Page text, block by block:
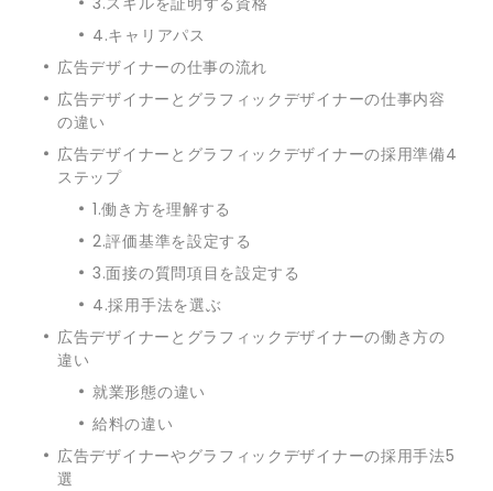
4.キャリアパス
広告デザイナーの仕事の流れ
広告デザイナーとグラフィックデザイナーの仕事内容
の違い
広告デザイナーとグラフィックデザイナーの採用準備4
ステップ
1.働き方を理解する
2.評価基準を設定する
3.面接の質問項目を設定する
4.採用手法を選ぶ
広告デザイナーとグラフィックデザイナーの働き方の
違い
就業形態の違い
給料の違い
広告デザイナーやグラフィックデザイナーの採用手法5
選